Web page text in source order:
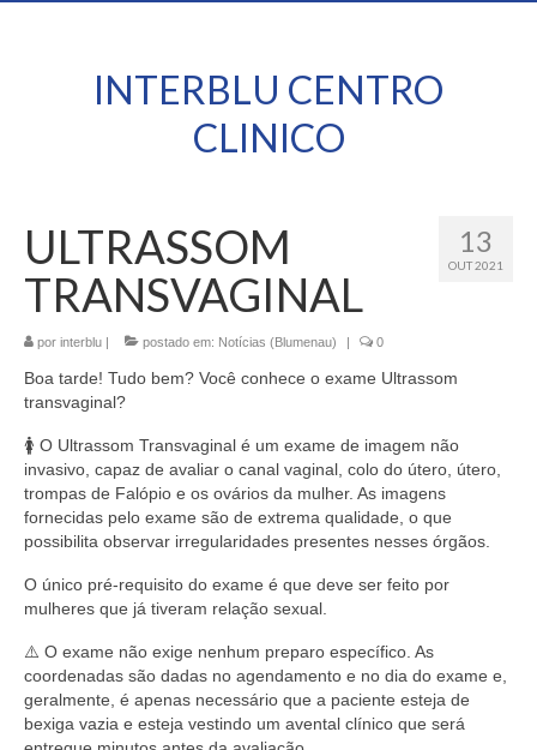
INTERBLU CENTRO
CLINICO
13
OUT 2021
ULTRASSOM
TRANSVAGINAL
por interblu | postado em: Notícias (Blumenau) | 0
Boa tarde! Tudo bem? Você conhece o exame Ultrassom
transvaginal?
🚺 O Ultrassom Transvaginal é um exame de imagem não
invasivo, capaz de avaliar o canal vaginal, colo do útero, útero,
trompas de Falópio e os ovários da mulher. As imagens
fornecidas pelo exame são de extrema qualidade, o que
possibilita observar irregularidades presentes nesses órgãos.
O único pré-requisito do exame é que deve ser feito por
mulheres que já tiveram relação sexual.
⚠️ O exame não exige nenhum preparo específico. As
coordenadas são dadas no agendamento e no dia do exame e,
geralmente, é apenas necessário que a paciente esteja de
bexiga vazia e esteja vestindo um avental clínico que será